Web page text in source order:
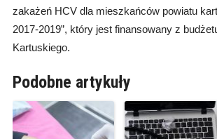
zakażeń HCV dla mieszkańców powiatu
2017-2019”, który jest finansowany z
Kartuskiego.
Podobne artykuły